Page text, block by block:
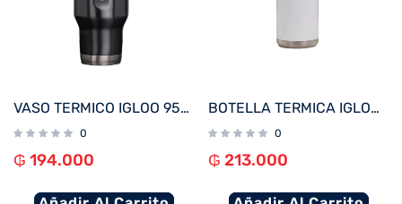
VASO TERMICO IGLOO 950ML NEGRO C/TAPA 71078
0
₲ 194.000
BOTELLA TERMICA IGLOO 1.6L BLANCO C/MANIJA 31487
0
₲ 213.000